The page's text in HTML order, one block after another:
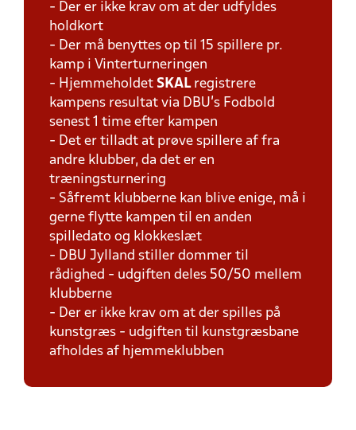
- Der er ikke krav om at der udfyldes
holdkort
- Der må benyttes op til 15 spillere pr.
kamp i Vinterturneringen
- Hjemmeholdet SKAL registrere
kampens resultat via DBU's Fodbold
senest 1 time efter kampen
- Det er tilladt at prøve spillere af fra
andre klubber, da det er en
træningsturnering
- Såfremt klubberne kan blive enige, må i
gerne flytte kampen til en anden
spilledato og klokkeslæt
- DBU Jylland stiller dommer til
rådighed - udgiften deles 50/50 mellem
klubberne
- Der er ikke krav om at der spilles på
kunstgræs - udgiften til kunstgræsbane
afholdes af hjemmeklubben